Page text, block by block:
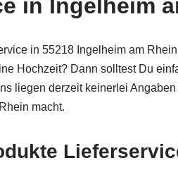
in Ingelheim
in 55218 Ingelheim am
Hochzeit? Dann solltest Du
liegen derzeit keinerlei
macht.